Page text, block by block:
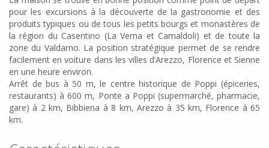
pour les excursions à la découverte de la gastronomie et des
produits typiques ou de tous les petits bourgs et monastères de
la région du Casentino (La Verna et Camaldoli) et de toute la
zone du Valdarno. La position stratégique permet de se rendre
facilement en voiture dans les villes d’Arezzo, Florence et Sienne
en une heure environ.
Arrêt de bus à 50 m, le centre historique de Poppi (épiceries,
restaurants) à 600 m, Ponte a Poppi (supermarché, pharmacie,
gare) à 2 km, Bibbiena à 8 km, Arezzo à 35 km, Florence à 65
km.